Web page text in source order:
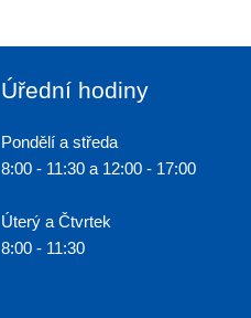
Úřední hodiny
Pondělí a středa
8:00 - 11:30 a 12:00 - 17:00
Úterý a Čtvrtek
8:00 - 11:30